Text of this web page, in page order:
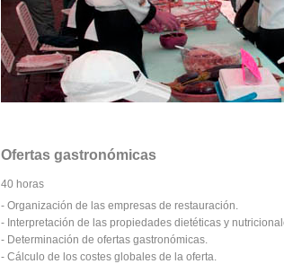
Ofertas gastronómicas
40 horas
- Organización de las empresas de restauración.
- Interpretación de las propiedades dietéticas y
- Determinación de ofertas gastronómicas.
- Cálculo de los costes globales de la oferta.